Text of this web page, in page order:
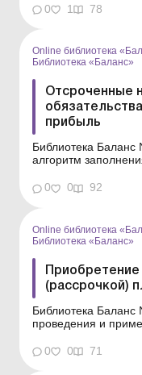
фактически
и РІ к декларации
0 1 78
Online библиотека
Библиотека «Баланс»
Отсроченные
прибыль
Библиотека Баланс
алгоритм
налоговых активов
налоговых
фин...
0 0 92
Online библиотека
Библиотека «Баланс»
(рассрочкой)
Библиотека
проведения и
покупателю
в таком договоре
0 0 71